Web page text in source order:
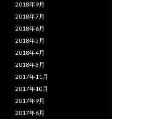
2018年9月
2018年7月
2018年6月
2018年5月
2018年4月
2018年3月
2017年11月
2017年10月
2017年9月
2017年6月